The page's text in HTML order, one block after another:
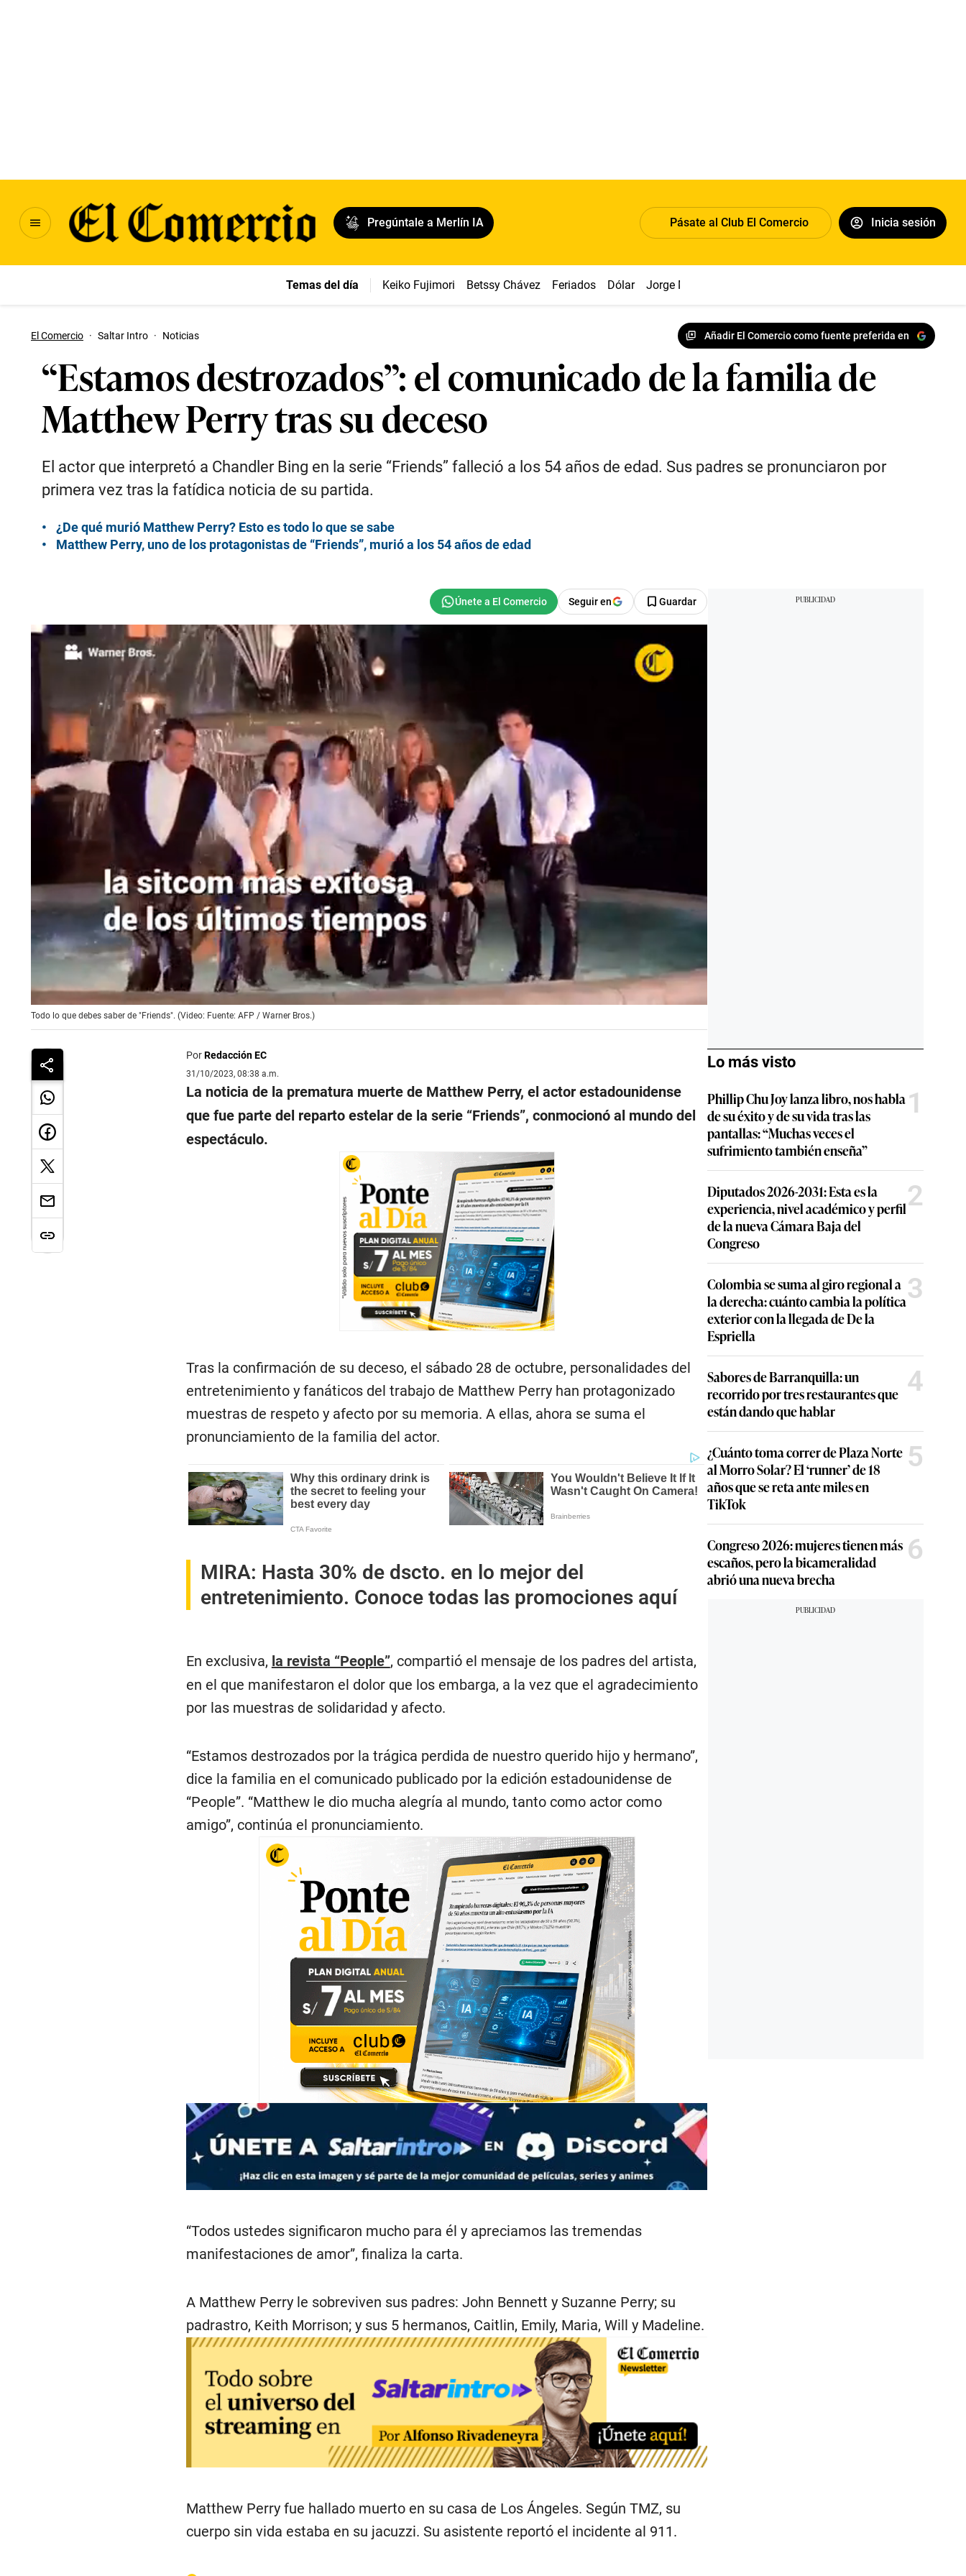
Pregúntale a Merlín IA Pásate al Club El Comercio Inicia sesión
Temas del día Keiko Fujimori Betssy Chávez Feriados Dólar Jorge Messi
El Comercio · Saltar Intro · Noticias Añadir El Comercio como fuente preferida en
“Estamos destrozados”: el comunicado de la familia de
Matthew Perry tras su deceso
El actor que interpretó a Chandler Bing en la serie “Friends” falleció a los 54 años de edad. Sus padres se pronunciaron por
primera vez tras la fatídica noticia de su partida.
¿De qué murió Matthew Perry? Esto es todo lo que se sabe
Matthew Perry, uno de los protagonistas de “Friends”, murió a los 54 años de edad
Seguir en Guardar
0
seconds
of
minutes,
18
seconds
0%
Todo lo que debes saber de "Friends". (Video: Fuente: AFP / Warner Bros.)
PorRedacción EC
31/10/2023, 08:38 a.m.
La noticia de la prematura muerte de Matthew Perry, el actor estadounidense
que fue parte del reparto estelar de la serie “Friends”, conmocionó al mundo del
espectáculo.
Tras la confirmación de su deceso, el sábado 28 de octubre, personalidades del
entretenimiento y fanáticos del trabajo de Matthew Perry han protagonizado
muestras de respeto y afecto por su memoria. A ellas, ahora se suma el
pronunciamiento de la familia del actor.
MIRA: Hasta 30% de dscto. en lo mejor del
entretenimiento. Conoce todas las promociones aquí
En exclusiva, la revista “People”, compartió el mensaje de los padres del artista,
en el que manifestaron el dolor que los embarga, a la vez que el agradecimiento
por las muestras de solidaridad y afecto.
“Estamos destrozados por la trágica perdida de nuestro querido hijo y hermano”,
dice la familia en el comunicado publicado por la edición estadounidense de
“People”. “Matthew le dio mucha alegría al mundo, tanto como actor como
amigo”, continúa el pronunciamiento.
“Todos ustedes significaron mucho para él y apreciamos las tremendas
manifestaciones de amor”, finaliza la carta.
A Matthew Perry le sobreviven sus padres: John Bennett y Suzanne Perry; su
padrastro, Keith Morrison; y sus 5 hermanos, Caitlin, Emily, Maria, Will y Madeline.
Matthew Perry fue hallado muerto en su casa de Los Ángeles. Según TMZ, su
cuerpo sin vida estaba en su jacuzzi. Su asistente reportó el incidente al 911.
Lo más visto
Phillip Chu Joy lanza libro, nos habla
de su éxito y de su vida tras las
pantallas: “Muchas veces el
sufrimiento también enseña”
1
Diputados 2026-2031: Esta es la
experiencia, nivel académico y perfil
de la nueva Cámara Baja del
Congreso
2
Colombia se suma al giro regional a
la derecha: cuánto cambia la política
exterior con la llegada de De la
Espriella
3
Sabores de Barranquilla: un
recorrido por tres restaurantes que
están dando que hablar
4
¿Cuánto toma correr de Plaza Norte
al Morro Solar? El ‘runner’ de 18
años que se reta ante miles en
TikTok
5
Congreso 2026: mujeres tienen más
escaños, pero la bicameralidad
abrió una nueva brecha
6